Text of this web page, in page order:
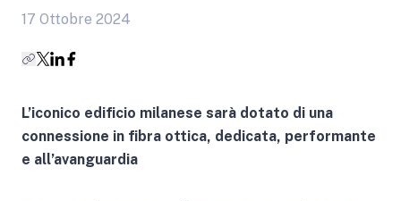
17 Ottobre 2024
L’iconico edificio milanese sarà dotato di una
connessione in fibra ottica, dedicata, performante
e all’avanguardia